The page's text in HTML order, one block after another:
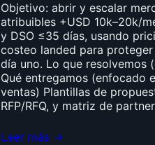
Objetivo: abrir y escalar
atribuibles +USD 10k–20k/
y DSO ≤35 días, usando
costeo landed para
día uno. Lo que resolvemos
Qué entregamos (enfocado
ventas) Plantillas de
RFP/RFQ, y matriz de
Leer más →